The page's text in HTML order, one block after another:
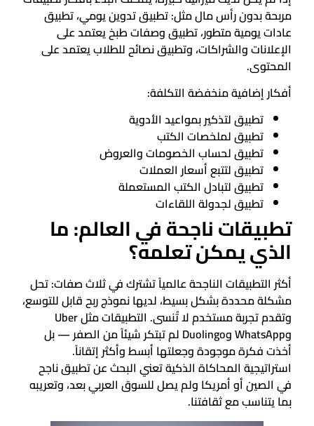
مربحة بدون رأس مال مثل: تطبيق تدوين يومي، تطبيق
عادات يومية متطور، تطبيق وصفات طبخ يعتمد على
الإعلانات والشراكات، وتطبيق نصائح للطلاب يعتمد على
المحتوى.
أفكار إضافية منخفضة التكلفة:
تطبيق لتذكير بمواعيد الأدوية
تطبيق لملخصات الكتب
تطبيق لحساب الخصومات والعروض
تطبيق لتتبع أسعار العملات
تطبيق لتبادل الكتب المستعملة
تطبيق لجدولة اللقاءات
تطبيقات ناجحة في العالم: ما
الذي يمكن تعلمه؟
أكثر التطبيقات الناجحة عالمياً تشترك في ثلاث صفات: تحل
مشكلة محددة بشكل بسيط، لديها نموذج ربح قابل للتوسع،
وتقدم تجربة مستخدم لا تُنسى. التطبيقات مثل Uber
وWhatsApp وDuolingo لم تبتكر شيئاً من الصفر — بل
أخذت فكرة موجودة وجعلتها أبسط وأكثر إتقاناً.
استراتيجية المحاكاة الذكية تعني البحث عن تطبيق ناجح
في الصين أو أمريكا ولم يصل للسوق العربي بعد، وتعريبه
بما يتناسب مع ثقافتنا.